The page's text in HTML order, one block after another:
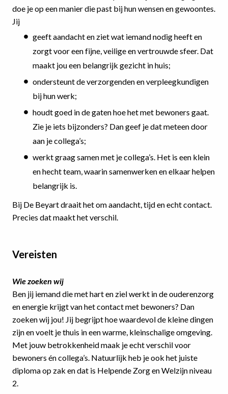
doe je op een manier die past bij hun wensen en gewoontes.
Jij
geeft aandacht en ziet wat iemand nodig heeft en
zorgt voor een fijne, veilige en vertrouwde sfeer. Dat
maakt jou een belangrijk gezicht in huis;
ondersteunt de verzorgenden en verpleegkundigen
bij hun werk;
houdt goed in de gaten hoe het met bewoners gaat.
Zie je iets bijzonders? Dan geef je dat meteen door
aan je collega’s;
werkt graag samen met je collega’s. Het is een klein
en hecht team, waarin samenwerken en elkaar helpen
belangrijk is.
Bij De Beyart draait het om aandacht, tijd en echt contact.
Precies dat maakt het verschil.
Vereisten
Wie zoeken wij
Ben jij iemand die met hart en ziel werkt in de ouderenzorg
en energie krijgt van het contact met bewoners? Dan
zoeken wij jou! Jij begrijpt hoe waardevol de kleine dingen
zijn en voelt je thuis in een warme, kleinschalige omgeving.
Met jouw betrokkenheid maak je echt verschil voor
bewoners én collega’s. Natuurlijk heb je ook het juiste
diploma op zak en dat is Helpende Zorg en Welzijn niveau
2.